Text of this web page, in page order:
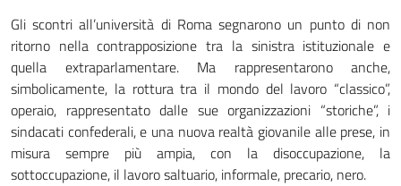
Gli scontri all’università di Roma segnarono un punto di non
ritorno nella contrapposizione tra la sinistra istituzionale e
quella extraparlamentare. Ma rappresentarono anche,
simbolicamente, la rottura tra il mondo del lavoro “classico”,
operaio, rappresentato dalle sue organizzazioni “storiche”, i
sindacati confederali, e una nuova realtà giovanile alle prese, in
misura sempre più ampia, con la disoccupazione, la
sottoccupazione, il lavoro saltuario, informale, precario, nero.